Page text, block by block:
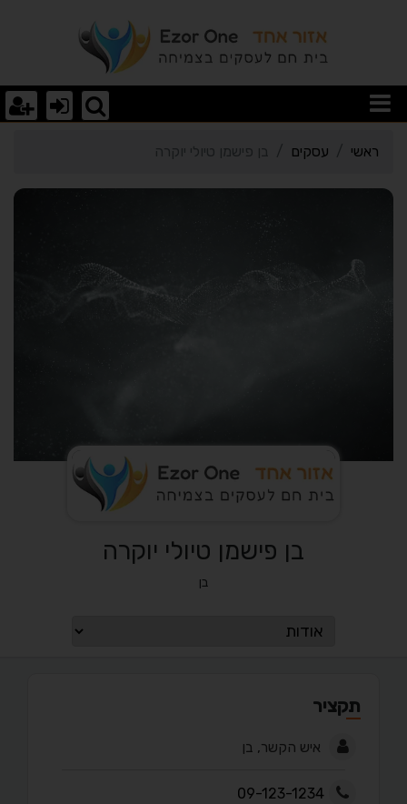
פרטי כרטיס העסק בן פישמן
ראשי עסקים בן פישמן טיולי יוקרה
בן פישמן טיולי יוקרה
בן
תקציר
איש הקשר, בן
09-123-1234